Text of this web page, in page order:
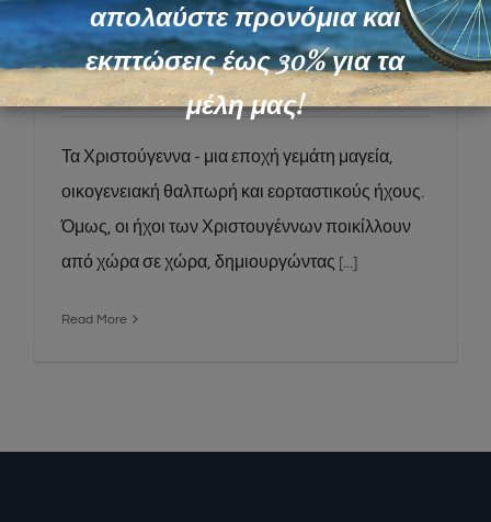
Κάλαντα και Κουλτούρες: Πώς οι Ήχοι
των Χριστουγέννων Διαφέρουν σε
Κάθε Γωνιά του Πλανήτη
Τα Χριστούγεννα - μια εποχή γεμάτη μαγεία,
οικογενειακή θαλπωρή και εορταστικούς ήχους.
Όμως, οι ήχοι των Χριστουγέννων ποικίλλουν
από χώρα σε χώρα, δημιουργώντας [...]
Read More
απολαύστε προνόμια και
εκπτώσεις έως 30% για τα
μέλη μας!